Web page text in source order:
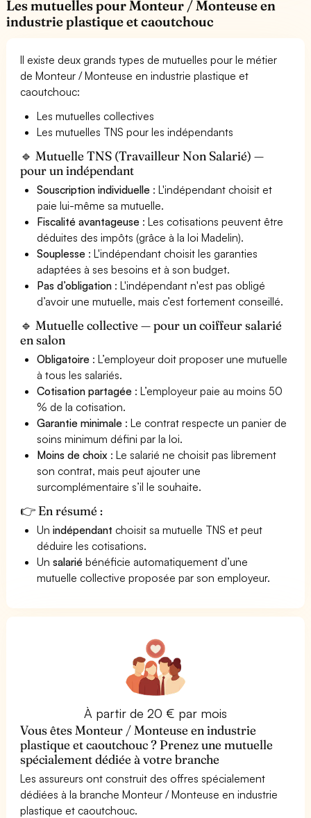
Les mutuelles pour Monteur / Monteuse en
industrie plastique et caoutchouc
Il existe deux grands types de mutuelles pour le métier
de Monteur / Monteuse en industrie plastique et
caoutchouc:
Les mutuelles collectives
Les mutuelles TNS pour les indépendants
🔹 Mutuelle TNS (Travailleur Non Salarié) —
pour un indépendant
Souscription individuelle : L'indépendant choisit et
paie lui-même sa mutuelle.
Fiscalité avantageuse : Les cotisations peuvent être
déduites des impôts (grâce à la loi Madelin).
Souplesse : L'indépendant choisit les garanties
adaptées à ses besoins et à son budget.
Pas d’obligation : L'indépendant n'est pas obligé
d’avoir une mutuelle, mais c’est fortement conseillé.
🔹 Mutuelle collective — pour un coiffeur salarié
en salon
Obligatoire : L’employeur doit proposer une mutuelle
à tous les salariés.
Cotisation partagée : L’employeur paie au moins 50
% de la cotisation.
Garantie minimale : Le contrat respecte un panier de
soins minimum défini par la loi.
Moins de choix : Le salarié ne choisit pas librement
son contrat, mais peut ajouter une
surcomplémentaire s’il le souhaite.
👉 En résumé :
Unindépendant choisit sa mutuelle TNS et peut
déduire les cotisations.
Unsalarié bénéficie automatiquement d’une
mutuelle collective proposée par son employeur.
À partir de 20 € par mois
Vous êtes Monteur / Monteuse en industrie
plastique et caoutchouc ? Prenez une mutuelle
spécialement dédiée à votre branche
Les assureurs ont construit des offres spécialement
dédiées à la branche Monteur / Monteuse en industrie
plastique et caoutchouc.